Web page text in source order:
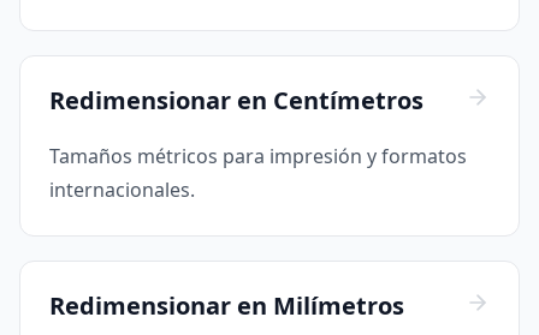
Redimensionar en Centímetros
Tamaños métricos para impresión y formatos
internacionales.
Redimensionar en Milímetros